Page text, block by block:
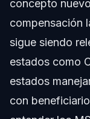
concepto
compensación
sigue siendo
estados como
estados
con